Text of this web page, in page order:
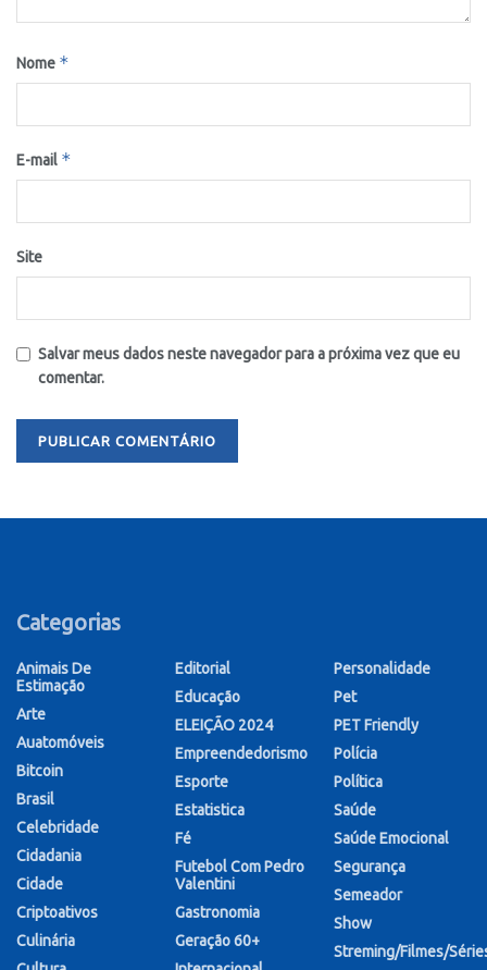
Nome *
E-mail *
Site
Salvar meus dados neste navegador para a próxima vez que eu
comentar.
Categorias
Animais De
Estimação
Arte
Auatomóveis
Bitcoin
Brasil
Celebridade
Cidadania
Cidade
Criptoativos
Culinária
Editorial
Educação
ELEIÇÃO 2024
Empreendedorismo
Esporte
Estatistica
Fé
Futebol Com Pedro
Valentini
Gastronomia
Geração 60+
Personalidade
Pet
PET Friendly
Polícia
Política
Saúde
Saúde Emocional
Segurança
Semeador
Show
Streming/Filmes/